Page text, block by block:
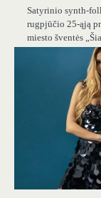
Satyrinio synth-
rugpjūčio 25-ąją
miesto šventės